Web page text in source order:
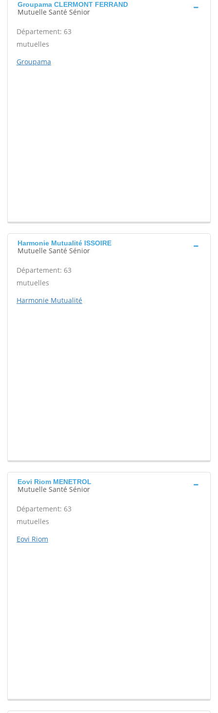
Groupama CLERMONT FERRAND
Mutuelle Santé Sénior
Département: 63
mutuelles
Groupama
Harmonie Mutualité ISSOIRE
Mutuelle Santé Sénior
Département: 63
mutuelles
Harmonie Mutualité
Eovi Riom MENETROL
Mutuelle Santé Sénior
Département: 63
mutuelles
Eovi Riom